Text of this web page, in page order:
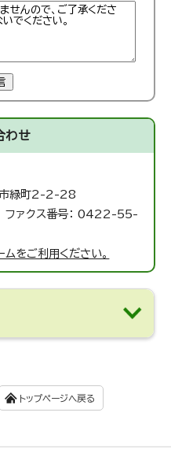
わせ
緑町2-2-28
ァクス番号： 0422-55-
をご利用ください。
トップページへ戻る